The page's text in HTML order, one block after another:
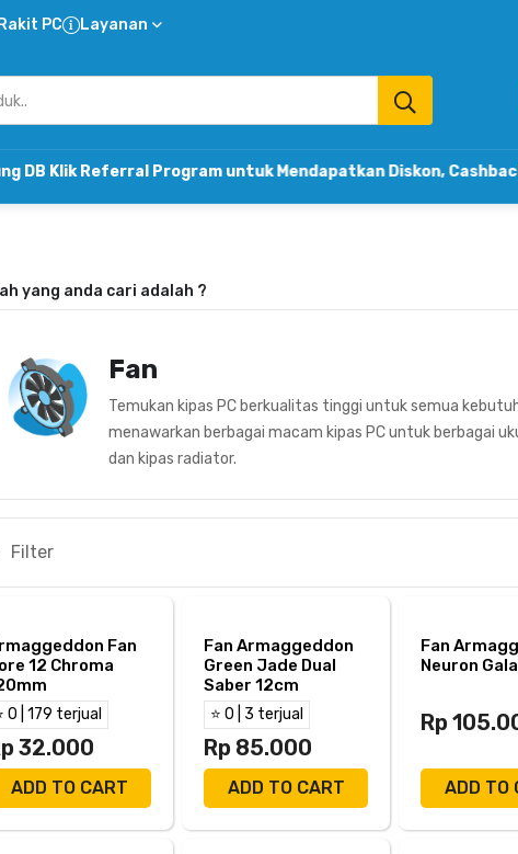
Rakit PC Layanan
Program untuk Mendapatkan Diskon, Cashback &
yang anda cari adalah ?
Fan
Temukan kipas PC berkualitas tinggi untuk semua
menawarkan berbagai macam kipas PC untuk berbagai
dan kipas radiator.
Filter
Fan
12 Chroma
0 | 179 terjual
32.000
ADD TO CART
Fan Armaggeddon
Green Jade Dual
Saber 12cm
⭐ 0 | 3 terjual
Rp 85.000
ADD TO CART
Fan
Neuron
Rp
ADD TO